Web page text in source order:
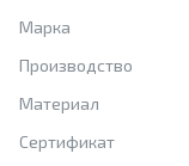
Марка
Производство
Материал
Сертификат